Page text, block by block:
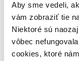
Aby sme vedeli,
vám zobraziť tie
Niektoré sú
vôbec
cookies, ktoré
Paula Hardy
Denis
Thomas
Dušan
Roberta
Frank